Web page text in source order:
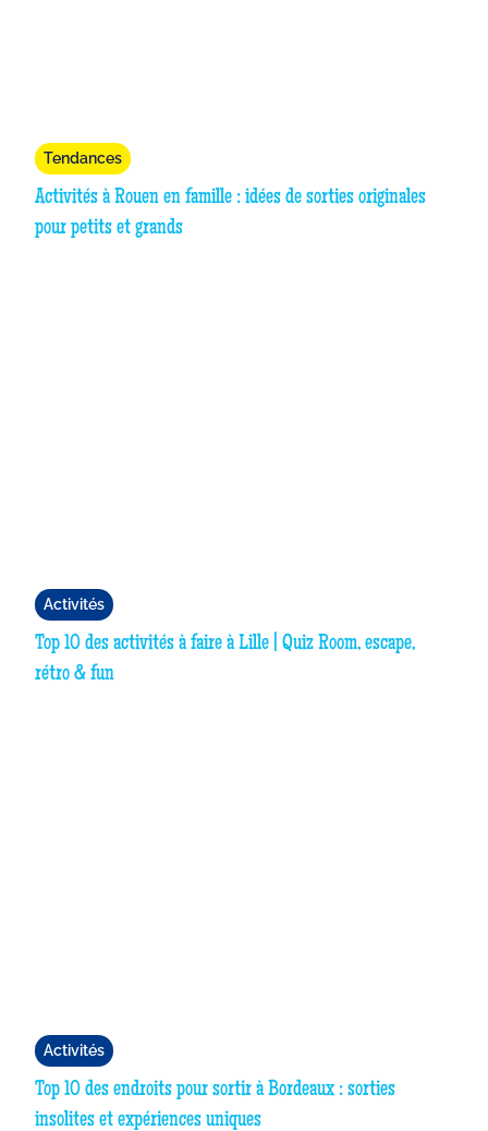
Tendances
Activités à Rouen en famille : idées de sorties originales
pour petits et grands
Activités
Top 10 des activités à faire à Lille | Quiz Room, escape,
rétro & fun
Activités
Top 10 des endroits pour sortir à Bordeaux : sorties
insolites et expériences uniques